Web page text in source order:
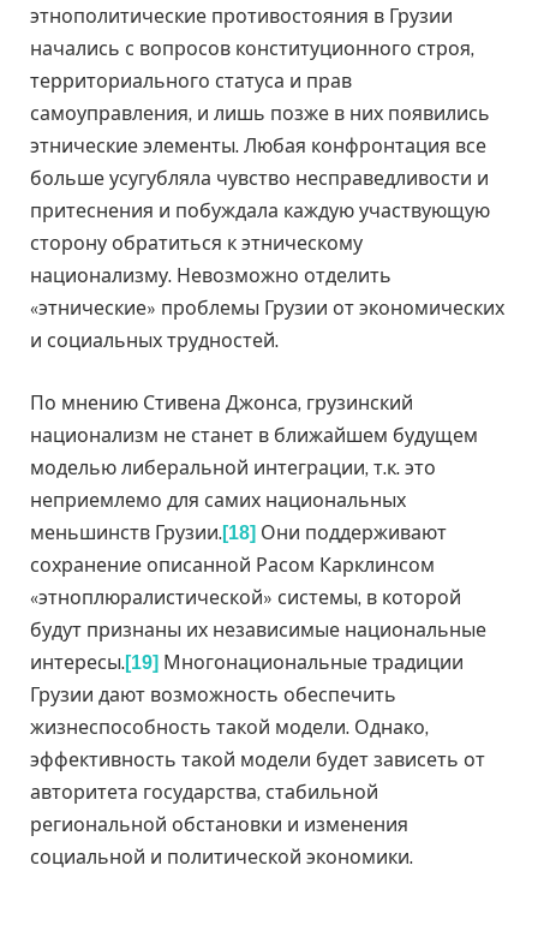
этнополитические противостояния в Грузии
начались с вопросов конституционного строя,
территориального статуса и прав
самоуправления, и лишь позже в них появились
этнические элементы. Любая конфронтация все
больше усугубляла чувство несправедливости и
притеснения и побуждала каждую участвующую
сторону обратиться к этническому
национализму. Невозможно отделить
«этнические» проблемы Грузии от экономических
и социальных трудностей.
По мнению Стивена Джонса, грузинский
национализм не станет в ближайшем будущем
моделью либеральной интеграции, т.к. это
неприемлемо для самих национальных
меньшинств Грузии.[18] Они поддерживают
сохранение описанной Расом Карклинсом
«этноплюралистической» системы, в которой
будут признаны их независимые национальные
интересы.[19] Многонациональные традиции
Грузии дают возможность обеспечить
жизнеспособность такой модели. Однако,
эффективность такой модели будет зависеть от
авторитета государства, стабильной
региональной обстановки и изменения
социальной и политической экономики.